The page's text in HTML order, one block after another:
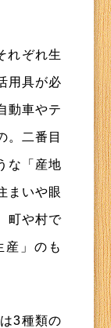
れぞれ生
用具が必
動車やテ
。二番目
な「産地
まいや眼
町や村で
産」のも
3種類の